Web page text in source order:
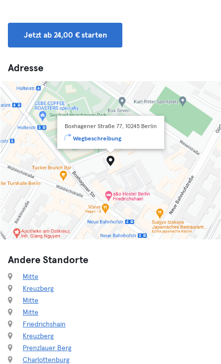
Jetzt ab 24,00 € starten
Adresse
Boxhagener Straße 77, 10245 Berlin
Wegbeschreibung
Andere Standorte
Mitte
Kreuzberg
Mitte
Mitte
Friedrichshain
Kreuzberg
Prenzlauer Berg
Charlottenburg